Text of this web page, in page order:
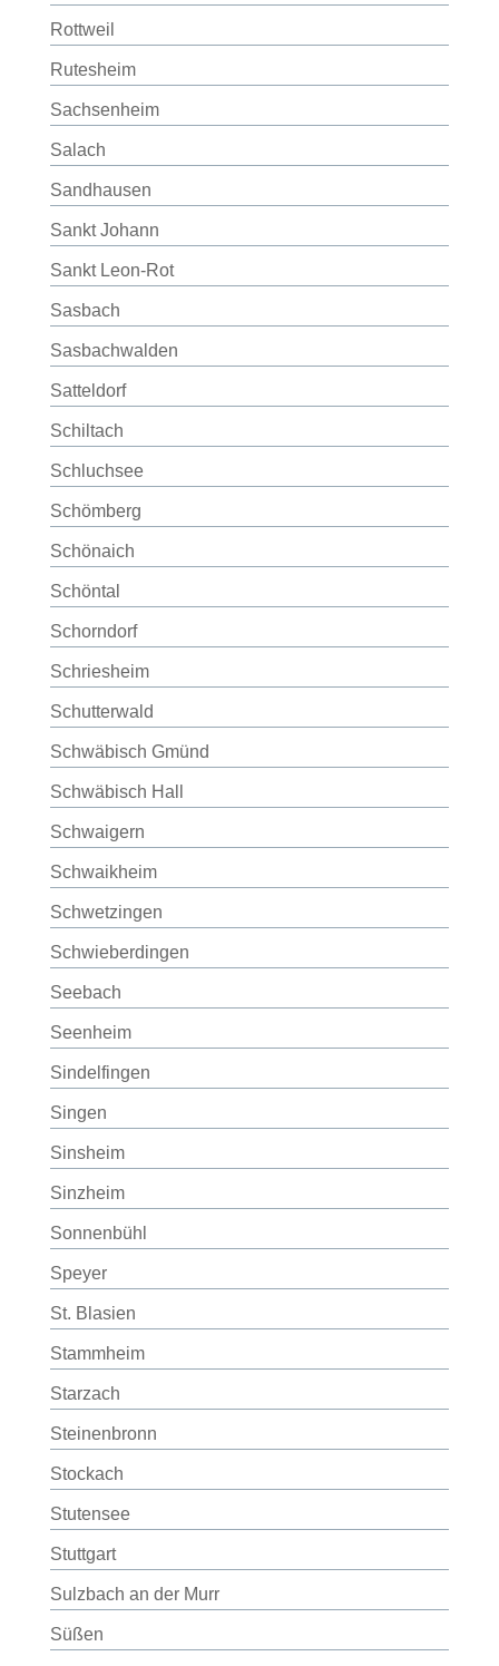
Rottweil
Rutesheim
Sachsenheim
Salach
Sandhausen
Sankt Johann
Sankt Leon-Rot
Sasbach
Sasbachwalden
Satteldorf
Schiltach
Schluchsee
Schömberg
Schönaich
Schöntal
Schorndorf
Schriesheim
Schutterwald
Schwäbisch Gmünd
Schwäbisch Hall
Schwaigern
Schwaikheim
Schwetzingen
Schwieberdingen
Seebach
Seenheim
Sindelfingen
Singen
Sinsheim
Sinzheim
Sonnenbühl
Speyer
St. Blasien
Stammheim
Starzach
Steinenbronn
Stockach
Stutensee
Stuttgart
Sulzbach an der Murr
Süßen